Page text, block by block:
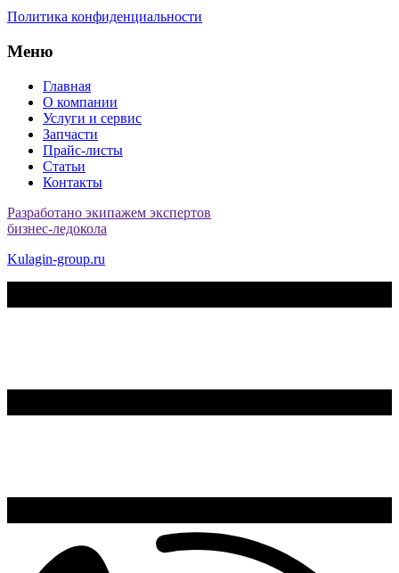
Политика конфиденциальности
Меню
Главная
О компании
Услуги и сервис
Запчасти
Прайс-листы
Статьи
Контакты
Разработано экипажем экспертов
бизнес-ледокола
Kulagin-group.ru